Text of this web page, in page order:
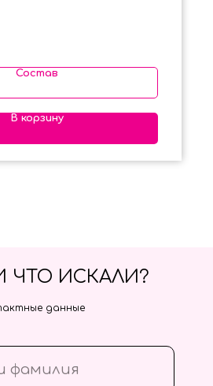
Состав
В корзину
ЧТО ИСКАЛИ?
данные